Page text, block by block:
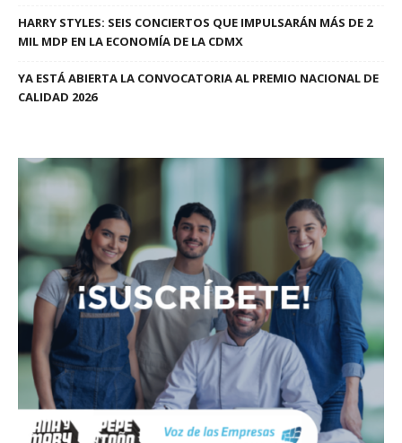
HARRY STYLES: SEIS CONCIERTOS QUE IMPULSARÁN MÁS DE 2
MIL MDP EN LA ECONOMÍA DE LA CDMX
YA ESTÁ ABIERTA LA CONVOCATORIA AL PREMIO NACIONAL DE
CALIDAD 2026